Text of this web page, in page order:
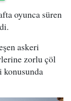
oyunca süren
askeri
zorlu çöl
konusunda